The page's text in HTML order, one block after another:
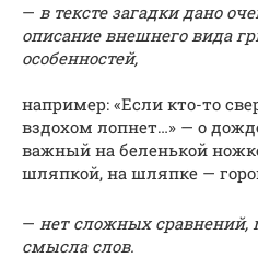
— в тексте загадки дано
описание внешнего вида
особенностей,
например: «Если кто-то
вздохом лопнет…» — о
важный на беленькой
шляпкой, на шляпке —
— нет сложных сравнений,
смысла слов.